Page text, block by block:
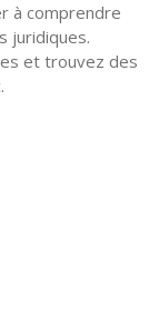
à comprendre
juridiques.
et trouvez des